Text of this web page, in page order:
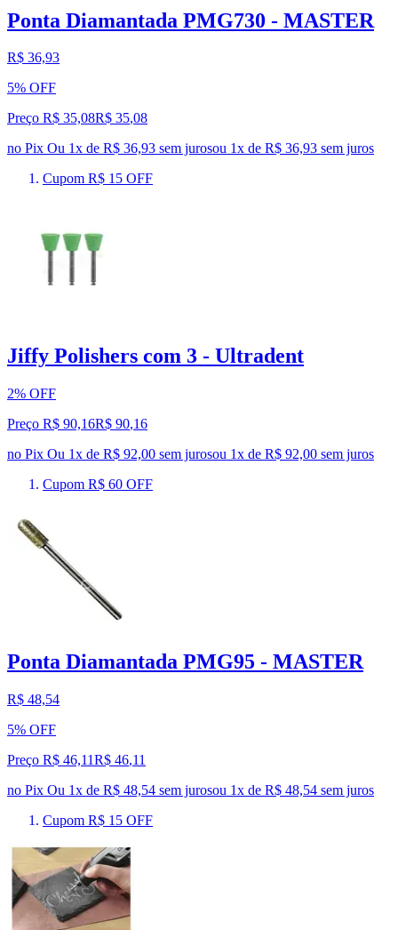
Ponta Diamantada PMG730 - MASTER
R$ 36,93
5% OFF
Preço R$ 35,08R$ 35,08
no Pix Ou 1x de R$ 36,93 sem jurosou 1x de R$ 36,93 sem juros
Cupom R$ 15 OFF
Jiffy Polishers com 3 - Ultradent
2% OFF
Preço R$ 90,16R$ 90,16
no Pix Ou 1x de R$ 92,00 sem jurosou 1x de R$ 92,00 sem juros
Cupom R$ 60 OFF
Ponta Diamantada PMG95 - MASTER
R$ 48,54
5% OFF
Preço R$ 46,11R$ 46,11
no Pix Ou 1x de R$ 48,54 sem jurosou 1x de R$ 48,54 sem juros
Cupom R$ 15 OFF